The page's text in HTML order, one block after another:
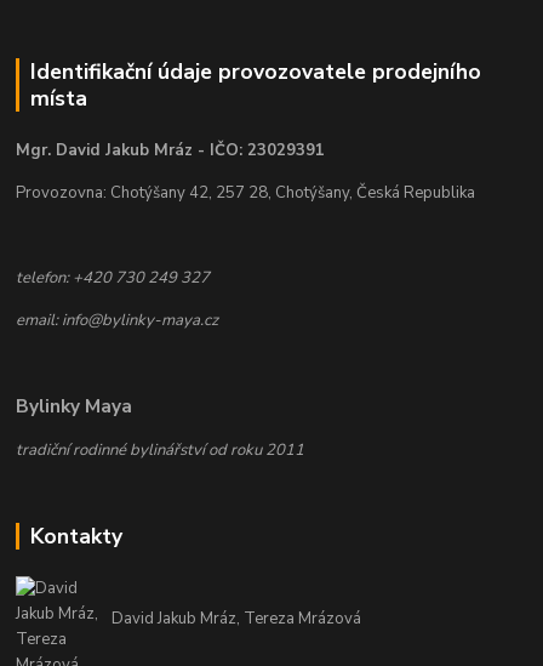
Identifikační údaje provozovatele prodejního
místa
Mgr. David Jakub Mráz - IČO: 23029391
Provozovna: Chotýšany 42, 257 28, Chotýšany, Česká Republika
telefon: +420 730 249 327
email: info@bylinky-maya.cz
Bylinky Maya
tradiční rodinné bylinářství od roku 2011
Kontakty
David Jakub Mráz, Tereza Mrázová